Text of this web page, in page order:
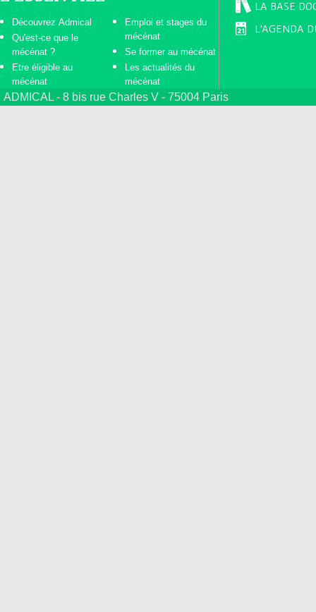
Découvrez Admical
Qu'est-ce que le
mécénat ?
Etre éligible au
mécénat
Emploi et stages du
mécénat
Se former au mécénat
Les actualités du
mécénat
LA BASE
L'AGENDA
ADMICAL - 8 bis rue Charles V - 75004 Paris